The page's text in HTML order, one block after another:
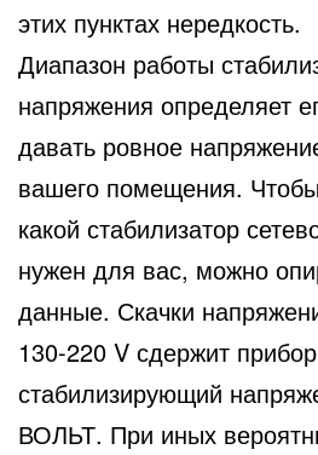
этих пунктах нередкость.
Диапазон работы
напряжения определяет
давать ровное
вашего помещения.
какой стабилизатор
нужен для вас, можно
данные. Скачки
130-220 V сдержит прибор
стабилизирующий
ВОЛЬТ. При иных